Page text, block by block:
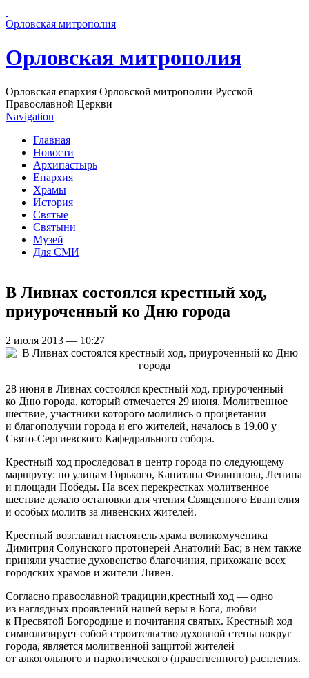
Орловская митрополия
Орловская митрополия
Орловская епархия Орловской митрополии Русской
Православной Церкви
Navigation
Главная
Новости
Архипастырь
Епархия
Храмы
История
Святые
Святыни
Музей
Для СМИ
В Ливнах состоялся крестный ход,
приуроченный ко Дню города
2 июля 2013 — 10:27
28 июня в Ливнах состоялся крестный ход, приуроченный
ко Дню города, который отмечается 29 июня. Молитвенное
шествие, участники которого молились о процветании
и благополучии города и его жителей, началось в 19.00 у
Свято-Сергиевского Кафедрального собора.
Крестный ход проследовал в центр города по следующему
маршруту: по улицам Горького, Капитана Филиппова, Ленина
и площади Победы. На всех перекрестках молитвенное
шествие делало остановки для чтения Священного Евангелия
и особых молитв за ливенских жителей.
Крестный возглавил настоятель храма великомученика
Димитрия Солунского протоиерей Анатолий Бас; в нем также
приняли участие духовенство благочиния, прихожане всех
городских храмов и жители Ливен.
Согласно православной традиции,крестный ход — одно
из наглядных проявлений нашей веры в Бога, любви
к Пресвятой Богородице и почитания святых. Крестный ход
символизирует собой строительство духовной стены вокруг
города, является молитвенной защитой жителей
от алкогольного и наркотического (нравственного) растления.